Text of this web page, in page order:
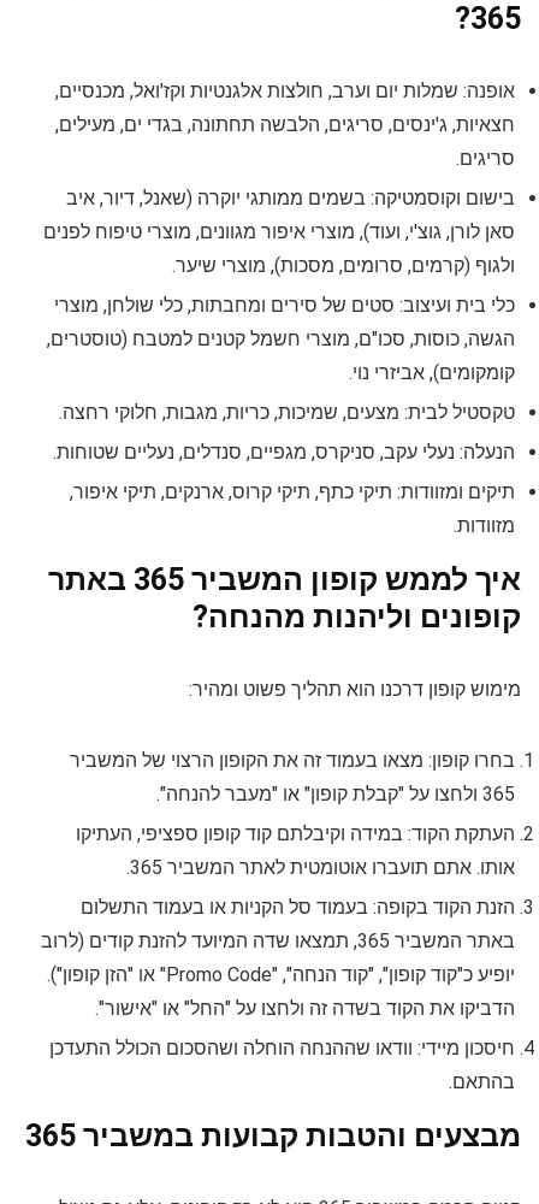
365?
אופנה: שמלות יום וערב, חולצות אלגנטיות וקז'ואל, מכנסיים,
חצאיות, ג'ינסים, סריגים, הלבשה תחתונה, בגדי ים, מעילים,
סריגים.
בישום וקוסמטיקה: בשמים ממותגי יוקרה (שאנל, דיור, איב
סאן לורן, גוצ'י, ועוד), מוצרי איפור מגוונים, מוצרי טיפוח לפנים
ולגוף (קרמים, סרומים, מסכות), מוצרי שיער.
כלי בית ועיצוב: סטים של סירים ומחבתות, כלי שולחן, מוצרי
הגשה, כוסות, סכו"ם, מוצרי חשמל קטנים למטבח (טוסטרים,
קומקומים), אביזרי נוי.
טקסטיל לבית: מצעים, שמיכות, כריות, מגבות, חלוקי רחצה.
הנעלה: נעלי עקב, סניקרס, מגפיים, סנדלים, נעליים שטוחות.
תיקים ומזוודות: תיקי כתף, תיקי קרוס, ארנקים, תיקי איפור,
מזוודות.
איך לממש קופון המשביר 365 באתר
קופונים וליהנות מהנחה?
מימוש קופון דרכנו הוא תהליך פשוט ומהיר:
בחרו קופון: מצאו בעמוד זה את הקופון הרצוי של המשביר
365 ולחצו על "קבלת קופון" או "מעבר להנחה".
העתקת הקוד: במידה וקיבלתם קוד קופון ספציפי, העתיקו
אותו. אתם תועברו אוטומטית לאתר המשביר 365.
הזנת הקוד בקופה: בעמוד סל הקניות או בעמוד התשלום
באתר המשביר 365, תמצאו שדה המיועד להזנת קודים (לרוב
יופיע כ"קוד קופון", "קוד הנחה", "Promo Code" או "הזן קופון").
הדביקו את הקוד בשדה זה ולחצו על "החל" או "אישור".
חיסכון מיידי: וודאו שההנחה הוחלה ושהסכום הכולל התעדכן
בהתאם.
מבצעים והטבות קבועות במשביר 365